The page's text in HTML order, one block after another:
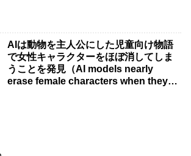
AIは動物を主人公にした児童向け物語
で女性キャラクターをほぼ消してしま
うことを発見（AI models nearly
erase female characters when they